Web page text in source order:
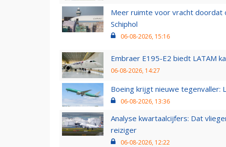
Meer ruimte voor vracht doordat
Schiphol
06-08-2026, 15:16
Embraer E195-E2 biedt LATAM
06-08-2026, 14:27
Boeing krijgt nieuwe tegenvaller:
06-08-2026, 13:36
Analyse kwartaalcijfers: Dat
reiziger
06-08-2026, 12:22